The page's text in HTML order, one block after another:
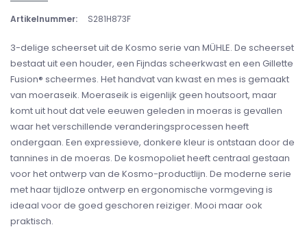
Artikelnummer: S281H873F
3-delige scheerset uit de Kosmo serie van MÜHLE. De scheerset
bestaat uit een houder, een Fijndas scheerkwast en een Gillette
Fusion® scheermes. Het handvat van kwast en mes is gemaakt
van moeraseik. Moeraseik is eigenlijk geen houtsoort, maar
komt uit hout dat vele eeuwen geleden in moeras is gevallen
waar het verschillende veranderingsprocessen heeft
ondergaan. Een expressieve, donkere kleur is ontstaan door de
tannines in de moeras. De kosmopoliet heeft centraal gestaan
voor het ontwerp van de Kosmo-productlijn. De moderne serie
met haar tijdloze ontwerp en ergonomische vormgeving is
ideaal voor de goed geschoren reiziger. Mooi maar ook
praktisch.